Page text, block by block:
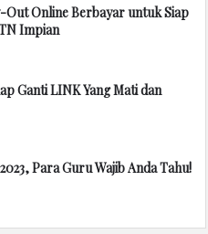
Out Online Berbayar untuk Siap
Impian
Ganti LINK Yang Mati dan
Para Guru Wajib Anda Tahu!